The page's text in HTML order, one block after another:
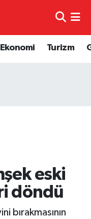
Ekonomi Turizm
eski
döndü
bırakmasının